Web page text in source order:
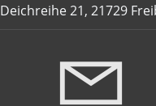
Deichreihe 21, 21729